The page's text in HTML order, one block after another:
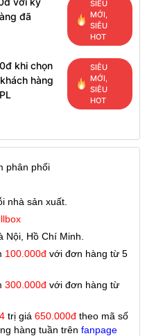
đã
SIÊU
MỚI,
SIÊU
HOT
khi chọn
hàng
SIÊU
MỚI,
SIÊU
HOT
phân phối
nhà sản xuất.
Nội, Hồ Chí Minh.
100.000đ với đơn hàng từ 5
300.000đ với đơn hàng từ
trị giá 650.000đ theo mã số
hàng tuần trên fanpage